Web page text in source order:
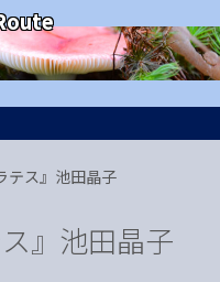
テス』池田晶子
』池田晶子